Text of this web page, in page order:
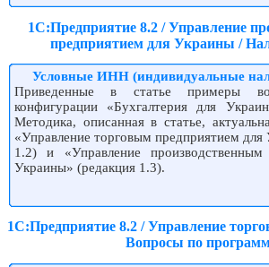
1С:Предприятие 8.2 / Управление
предприятием для Украины /
Условные ИНН (индивидуальные
Приведенные в статье примеры
конфигурации «Бухгалтерия для
Методика, описанная в статье,
«Управление торговым предприятием
1.2) и «Управление
Украины» (редакция 1.3).
1С:Предприятие 8.2 / Управление
Вопросы по